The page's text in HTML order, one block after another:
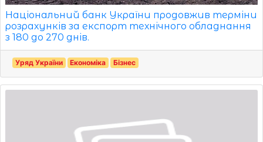
Національний банк України продовжив терміни
розрахунків за експорт технічного обладнання
з 180 до 270 днів.
Уряд України Економіка Бізнес